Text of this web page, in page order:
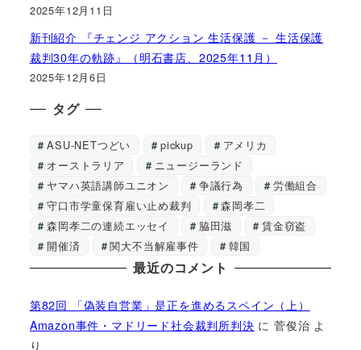
2025年12月11日
新刊紹介 『チェンジ アクション 生活保護 － 生活保護
裁判30年の軌跡』（明石書店、2025年11月）
2025年12月6日
タグ
ASU-NETつどい pickup
アメリカ
オーストラリア
ニュージーランド
ヤマハ英語講師ユニオン
争議行為
労働組合
守口市学童保育雇い止め裁判
森岡孝二
森岡孝二の連続エッセイ
脇田滋
賃金窃盗
開催済
関大不当解雇事件 韓国
最近のコメント
第82回 「偽装自営業」是正を進めるスペイン（上）
Amazon事件・マドリード社会裁判所判決 に菅俊治 よ
り